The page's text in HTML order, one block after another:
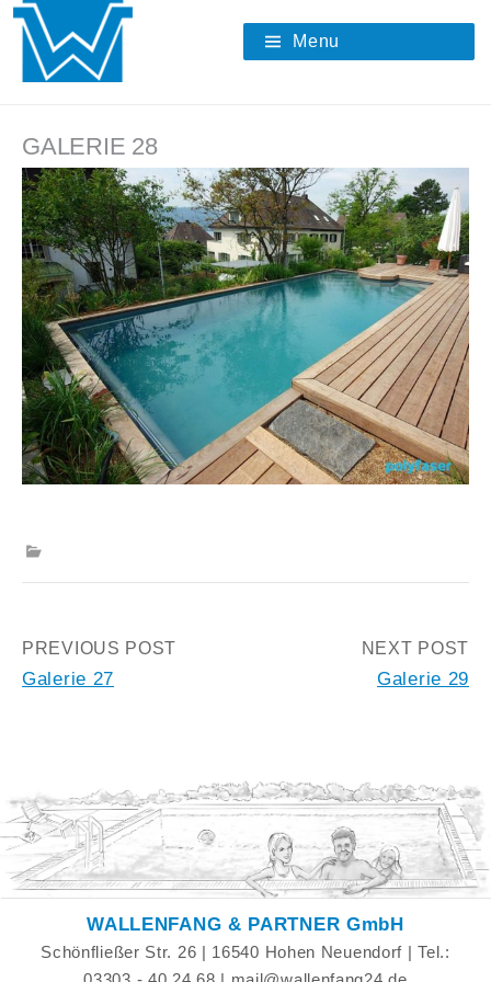
Skip
content
Menu
GALERIE 28
Post
PREVIOUS POST
Galerie 27
NEXT POST
Galerie 29
WALLENFANG & PARTNER GmbH
Schönfließer Str. 26 | 16540 Hohen Neuendorf | Tel.: